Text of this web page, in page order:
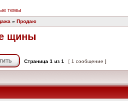
темы
» Продаю
щины
Страница 1 из 1 [ 1 сообщение ]